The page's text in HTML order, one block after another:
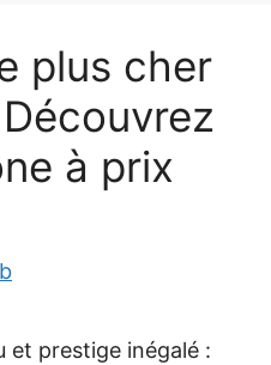
plus cher
à prix
et prestige inégalé :